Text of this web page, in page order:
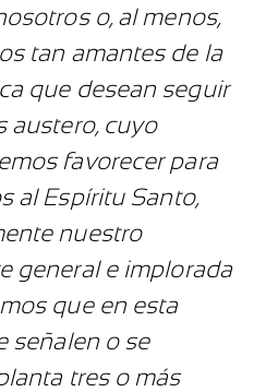
o, al menos,
tan amantes de la
que desean seguir
austero, cuyo
favorecer para
al Espíritu Santo,
nuestro
general e implorada
que en esta
señalen o se
tres o más